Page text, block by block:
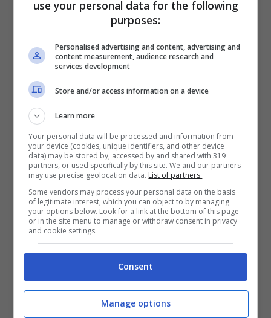
considerazione pure l’impatto sulla cultura
popolare che alcuni artisti e band hanno
avuto. E le cui canzoni sono tutte quante
considerate dei veri e propri capolavori della
rigorosamentein ordine sparso e senza un
numero uno. Sono tutti brani che
meriterebbero il primo posto:
“Bohemian Rhapsody” – Queen;
“Imagine” – John Lennon;
use your personal data for the following
purposes:
Personalised advertising and content, advertising and
content measurement, audience research and
services development
Store and/or access information on a device
Learn more
Your personal data will be processed and information from
your device (cookies, unique identifiers, and other device
data) may be stored by, accessed by and shared with 319
partners, or used specifically by this site. We and our partners
may use precise geolocation data. List of partners.
Some vendors may process your personal data on the basis
of legitimate interest, which you can object to by managing
your options below. Look for a link at the bottom of this page
or in the site menu to manage or withdraw consent in privacy
and cookie settings.
Consent
Manage options